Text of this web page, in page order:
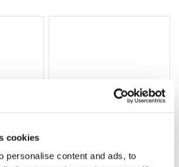
cookies
personalise content and ads, to